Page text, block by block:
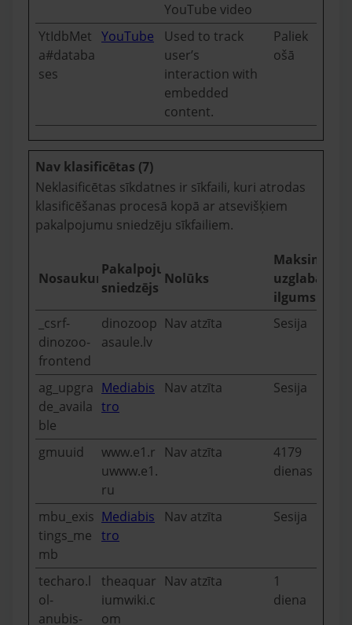
YouTube video
YtIdbMet
a#databa
ses
YouTube
Used to track
user’s
interaction with
embedded
content.
Paliek
ošā
Nav klasificētas (7)
Neklasificētas sīkdatnes ir sīkfaili, kuri atrodas
klasificēšanas procesā kopā ar atsevišķiem
pakalpojumu sniedzēju sīkfailiem.
Nosaukums
Pakalpojumu
sniedzējs
Nolūks
ilgums
_csrf-
dinozoo-
frontend
dinozoop
asaule.lv
Nav atzīta Sesija
ag_upgra
de_availa
ble
Mediabis
tro
Nav atzīta Sesija
gmuuid
www.e1.r
uwww.e1.
ru
Nav atzīta
4179
dienas
mbu_exis
tings_me
mb
Mediabis
tro
Nav atzīta Sesija
techaro.l
ol-
anubis-
theaquar
iumwiki.c
om
Nav atzīta
1
diena